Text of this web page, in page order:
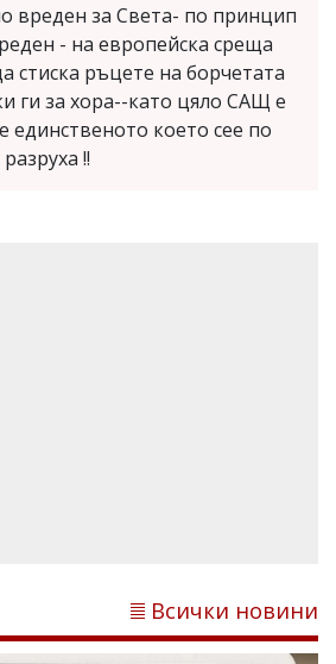
вреден за Света- по принцип
- на европейска среща
стиска ръцете на борчетата
ги за хора--като цяло САЩ е
единственото което сее по
!!
Всички новини